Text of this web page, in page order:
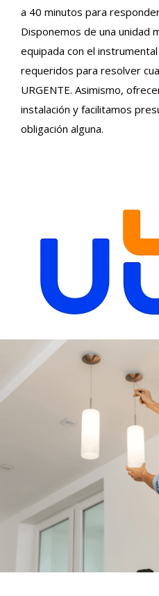
a 40 minutos para
Disponemos de una unidad
equipada con el
requeridos para resolver
URGENTE. Asimismo,
instalación y facilitamos
obligación alguna.